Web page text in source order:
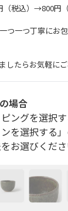
税込）→800円（
つ一つ丁寧にお
したらお気軽にご
場合
ングを選択
を選択する
お選びくださ